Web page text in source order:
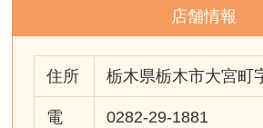
店舗情報
住所 栃木県栃木市大宮町
電
0282-29-1881